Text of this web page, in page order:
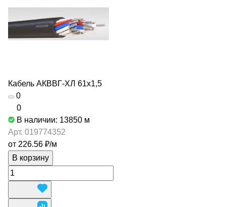
Кабель АКВВГ-ХЛ 61х1,5
0
0
В наличии: 13850 м
Арт. 019774352
от 226.56 ₽/м
В корзину